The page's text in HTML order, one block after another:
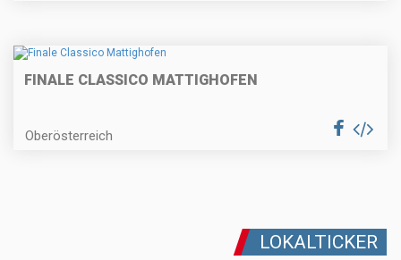
FINALE CLASSICO MATTIGHOFEN
Oberösterreich
LOKALTICKER